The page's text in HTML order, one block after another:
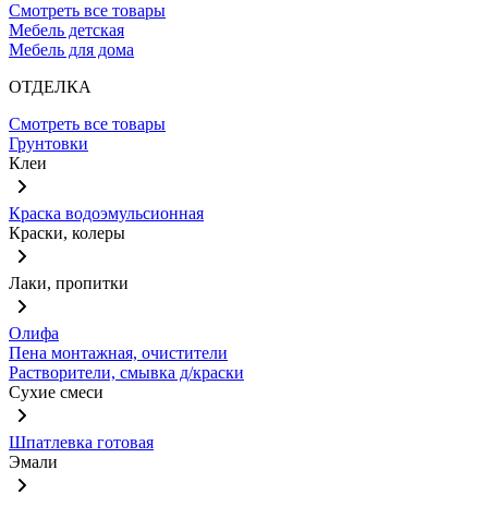
Смотреть все товары
Мебель детская
Мебель для дома
ОТДЕЛКА
Смотреть все товары
Грунтовки
Клеи
Краска водоэмульсионная
Краски, колеры
Лаки, пропитки
Олифа
Пена монтажная, очистители
Растворители, смывка д/краски
Сухие смеси
Шпатлевка готовая
Эмали